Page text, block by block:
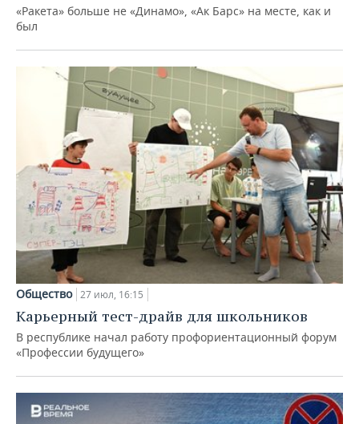
«Ракета» больше не «Динамо», «Ак Барс» на месте, как и
был
Общество 27 июл, 16:15
Карьерный тест-драйв для школьников
В республике начал работу профориентационный форум
«Профессии будущего»